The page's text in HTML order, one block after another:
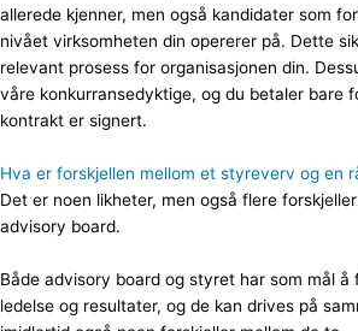
allerede kjenner, men også kandidater som
nivået virksomheten din opererer på. Dette
relevant prosess for organisasjonen din.
våre konkurransedyktige, og du betaler bare
kontrakt er signert.
Hva er forskjellen mellom et styreverv og en
Det er noen likheter, men også flere
advisory board.
Både advisory board og styret har som mål å
ledelse og resultater, og de kan drives på